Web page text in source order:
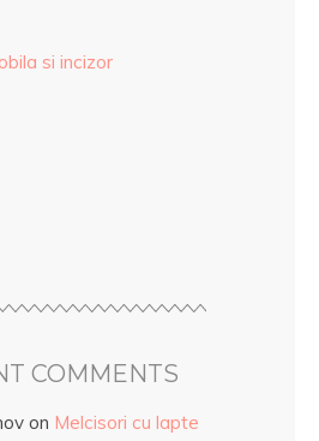
si incizor
COMMENTS
on Melcisori cu lapte